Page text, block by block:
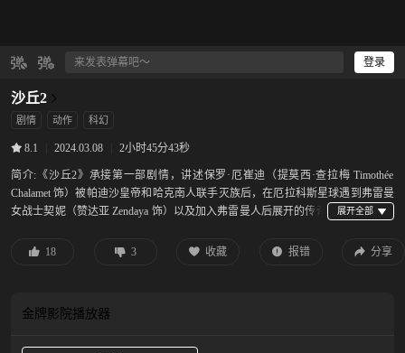
登录
沙丘2
剧情 动作 科幻
8.1 2024.03.08 2小时45分43秒
简介: 《沙丘2》承接第一部剧情，讲述保罗·厄崔迪（提莫西·查拉梅 Timothée
Chalamet 饰）被帕迪沙皇帝和哈克南人联手灭族后，在厄拉科斯星球遇到弗雷曼
女战士契妮（赞达亚 Zendaya 饰）以及加入弗雷曼人后展开的传奇
运的两难选择。
18 3 收藏 报错 分享
金牌影院播放器